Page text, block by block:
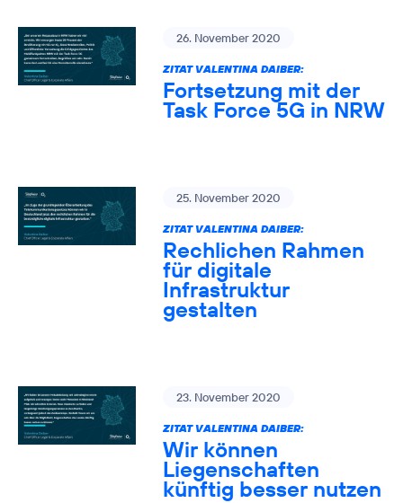
26. November 2020
ZITAT VALENTINA DAIBER:
Fortsetzung mit der
Task Force 5G in NRW
25. November 2020
ZITAT VALENTINA DAIBER:
Rechlichen Rahmen
für digitale
Infrastruktur
gestalten
23. November 2020
ZITAT VALENTINA DAIBER:
Wir können
Liegenschaften
künftig besser nutzen